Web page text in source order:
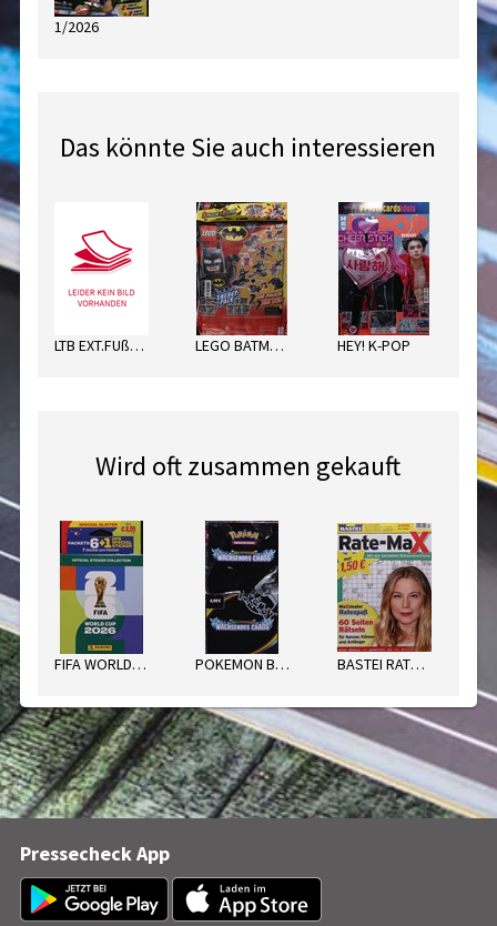
1/2026
Das könnte Sie auch interessieren
LTB EXT.FUßBALL SORT. LEGO BATMAN ENERGY PACK HEY! K-POP
Wird oft zusammen gekauft
FIFA WORLD C. ECO-BLISTER 2026 POKEMON BOOSTER NR. 45 BASTEI RATE-MAX
Pressecheck App